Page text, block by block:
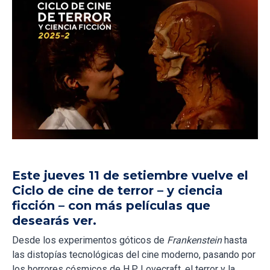
Este jueves 11 de setiembre vuelve el
Ciclo de cine de terror – y ciencia
ficción – con más películas que
desearás ver.
Desde los experimentos góticos de Frankensteinhasta
las distopías tecnológicas del cine moderno, pasando por